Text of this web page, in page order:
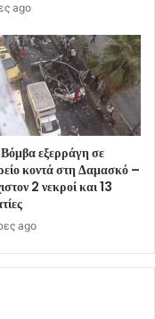
ago
εξερράγη σε
κοντά στη Δαμασκό –
2 νεκροί και 13
ago